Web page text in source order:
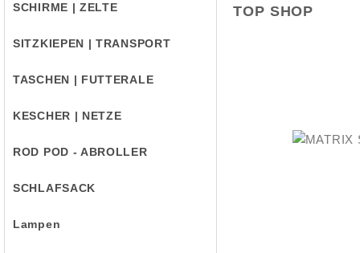
SCHIRME | ZELTE
SITZKIEPEN | TRANSPORT
TASCHEN | FUTTERALE
KESCHER | NETZE
ROD POD - ABROLLER
SCHLAFSACK
Lampen
TOP SHOP